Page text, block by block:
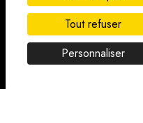
Tout refuser
Personnaliser